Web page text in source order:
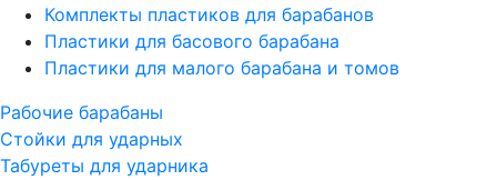
Комплекты пластиков для барабанов
Пластики для басового барабана
Пластики для малого барабана и томов
Рабочие барабаны
Стойки для ударных
Табуреты для ударника